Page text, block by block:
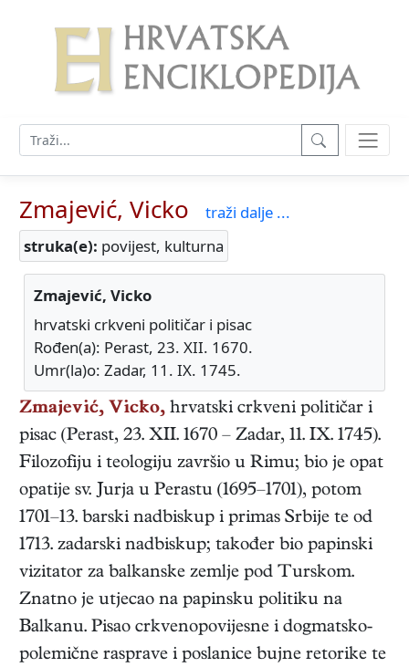
Zmajević, Vicko
traži dalje ...
struka(e): povijest, kulturna
Zmajević, Vicko
hrvatski crkveni političar i pisac
Rođen(a): Perast, 23. XII. 1670.
Umr(la)o: Zadar, 11. IX. 1745.
Zmajević, Vicko, hrvatski crkveni političar i
pisac (Perast, 23. XII. 1670 – Zadar, 11. IX. 1745).
Filozofiju i teologiju završio u Rimu; bio je opat
opatije sv. Jurja u Perastu (1695–1701), potom
1701–13. barski nadbiskup i primas Srbije te od
1713. zadarski nadbiskup; također bio papinski
vizitator za balkanske zemlje pod Turskom.
Znatno je utjecao na papinsku politiku na
Balkanu. Pisao crkvenopovijesne i dogmatsko-
polemične rasprave i poslanice bujne retorike te